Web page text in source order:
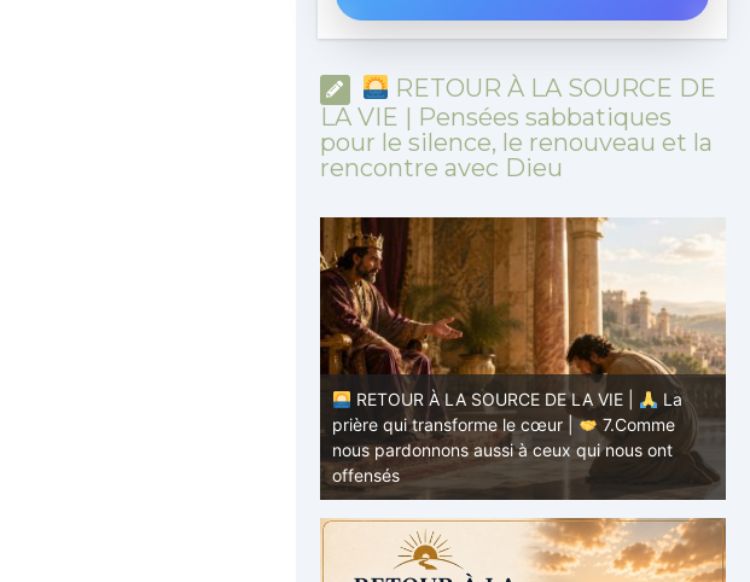
RETOUR À LA SOURCE DE
LA VIE | Pensées sabbatiques
pour le silence, le renouveau et la
rencontre avec Dieu
RETOUR À LA SOURCE DE LA VIE |
La
prière qui transforme le cœur |
7.Comme
nous pardonnons aussi à ceux qui nous ont
offensés